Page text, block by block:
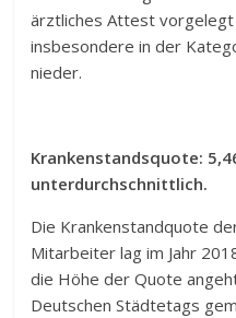
ärztliches Attest vorgelegt
insbesondere in der
nieder.
Krankenstandsquote:
unterdurchschnittlich.
Die Krankenstandquote
Mitarbeiter lag im Jahr
die Höhe der Quote
Deutschen Städtetags